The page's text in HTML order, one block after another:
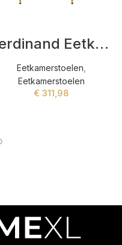
Ferdinand Eetkamerstoelen Grijs
Eetkamerstoelen
Eetkamerstoelen
€ 311,98